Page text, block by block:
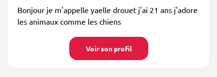
Bonjour je m'appelle yaelle drouet j'ai 21 ans j'adore
les animaux comme les chiens
Voir son profil